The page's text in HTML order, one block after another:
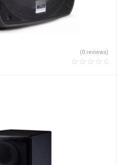
(0 reviews)